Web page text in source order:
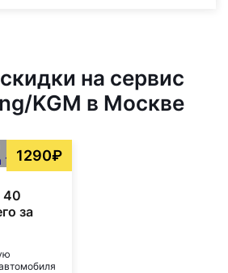
на сервис
KGM в Москве
1290₽
40
за